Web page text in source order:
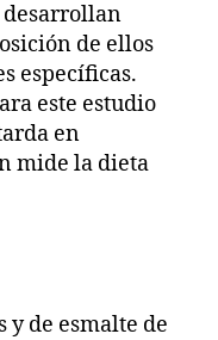
desarrollan
de ellos
específicas.
este estudio
en
mide la dieta
y de esmalte de